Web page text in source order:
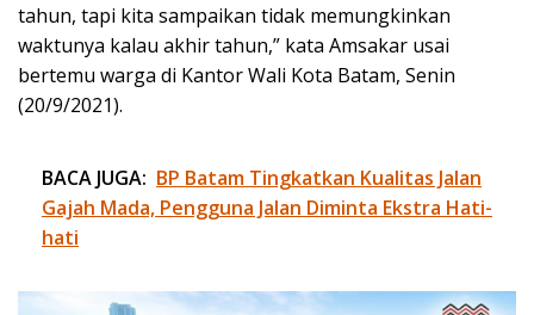
tahun, tapi kita sampaikan tidak memungkinkan
waktunya kalau akhir tahun,” kata Amsakar usai
bertemu warga di Kantor Wali Kota Batam, Senin
(20/9/2021).
BACA JUGA: BP Batam Tingkatkan Kualitas Jalan
Gajah Mada, Pengguna Jalan Diminta Ekstra Hati-
hati